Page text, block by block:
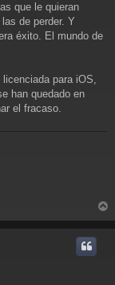
que le quieran
de perder. Y
éxito. El mundo de
para iOS,
han quedado en
el fracaso.
r